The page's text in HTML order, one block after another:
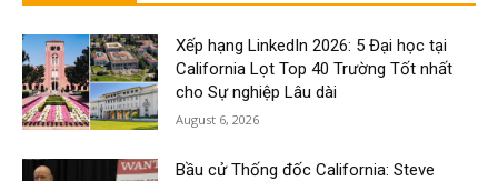
Xếp hạng LinkedIn 2026: 5 Đại học tại
California Lọt Top 40 Trường Tốt nhất
cho Sự nghiệp Lâu dài
August 6, 2026
Bầu cử Thống đốc California: Steve